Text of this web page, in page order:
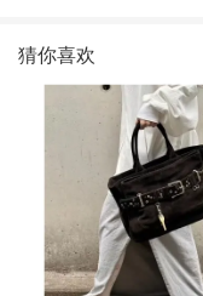
猜你喜欢